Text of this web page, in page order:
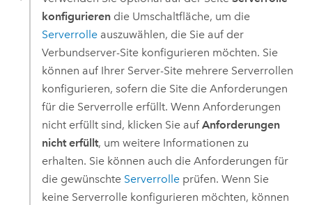
konfigurierendie Umschaltfläche, um die
Serverrolleauszuwählen, die Sie auf der
Verbundserver-Site konfigurieren möchten. Sie
können auf Ihrer Server-Site mehrere Serverrollen
konfigurieren, sofern die Site die Anforderungen
für die Serverrolle erfüllt. Wenn Anforderungen
nicht erfüllt sind, klicken Sie auf Anforderungen
nicht erfüllt, um weitere Informationen zu
erhalten. Sie können auch die Anforderungen für
die gewünschte Serverrolleprüfen. Wenn Sie
keine Serverrolle konfigurieren möchten, können